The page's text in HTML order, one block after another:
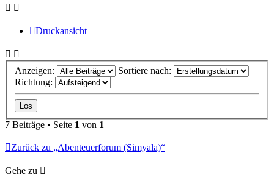
Druckansicht
Anzeigen:
Sortiere nach:
Richtung:
7 Beiträge • Seite 1 von 1
Zurück zu „Abenteuerforum (Simyala)“
Gehe zu